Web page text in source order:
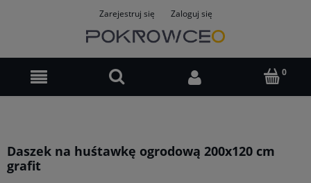
Zarejestruj się Zaloguj się
Daszek na huśtawkę ogrodową 200x120 cm
grafit